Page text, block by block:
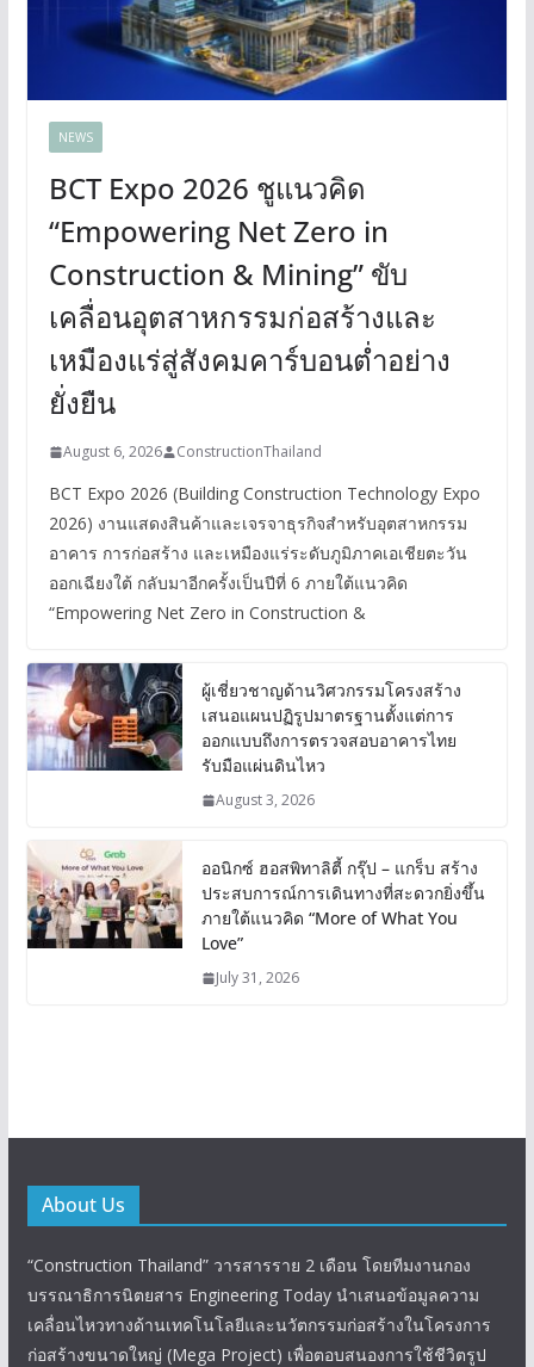
NEWS
BCT Expo 2026 ชูแนวคิด
“Empowering Net Zero in
Construction & Mining” ขับ
เคลื่อนอุตสาหกรรมก่อสร้างและ
เหมืองแร่สู่สังคมคาร์บอนต่ำอย่าง
ยั่งยืน
August 6, 2026 ConstructionThailand
BCT Expo 2026 (Building Construction Technology Expo
2026) งานแสดงสินค้าและเจรจาธุรกิจสำหรับอุตสาหกรรม
อาคาร การก่อสร้าง และเหมืองแร่ระดับภูมิภาคเอเชียตะวัน
ออกเฉียงใต้ กลับมาอีกครั้งเป็นปีที่ 6 ภายใต้แนวคิด
“Empowering Net Zero in Construction &
ผู้เชี่ยวชาญด้านวิศวกรรมโครงสร้าง
เสนอแผนปฏิรูปมาตรฐานตั้งแต่การ
ออกแบบถึงการตรวจสอบอาคารไทย
รับมือแผ่นดินไหว
August 3, 2026
ออนิกซ์ ฮอสพิทาลิตี้ กรุ๊ป – แกร็บ สร้าง
ประสบการณ์การเดินทางที่สะดวกยิ่งขึ้น
ภายใต้แนวคิด “More of What You
Love”
July 31, 2026
About Us
“Construction Thailand” วารสารราย 2 เดือน โดยทีมงานกอง
บรรณาธิการนิตยสาร Engineering Today นำเสนอข้อมูลความ
เคลื่อนไหวทางด้านเทคโนโลยีและนวัตกรรมก่อสร้างในโครงการ
ก่อสร้างขนาดใหญ่ (Mega Project) เพื่อตอบสนองการใช้ชีวิตรูป